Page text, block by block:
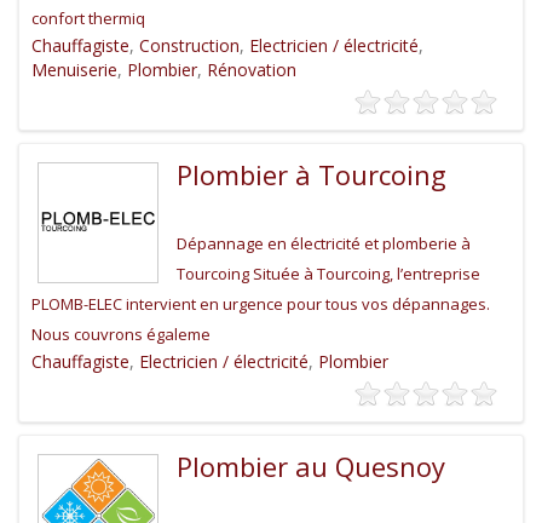
confort thermiq
Chauffagiste, Construction, Electricien / électricité,
Menuiserie, Plombier, Rénovation
Plombier à Tourcoing
Dépannage en électricité et plomberie à
Tourcoing Située à Tourcoing, l’entreprise
PLOMB-ELEC intervient en urgence pour tous vos dépannages.
Nous couvrons égaleme
Chauffagiste, Electricien / électricité, Plombier
Plombier au Quesnoy